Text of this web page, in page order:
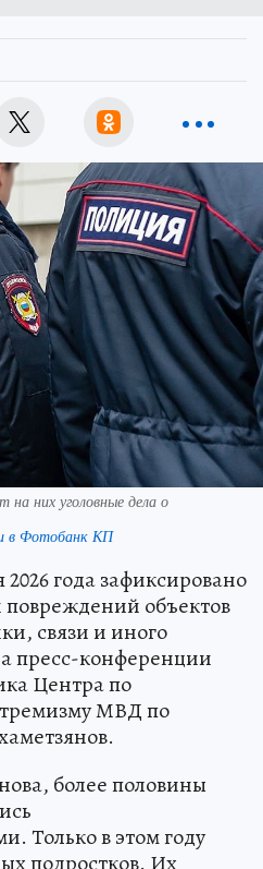
них уголовные дела о
в Фотобанк КП
года зафиксировано
повреждений объектов
связи и иного
пресс-конференции
Центра по
МВД по
более половины
Только в этом году